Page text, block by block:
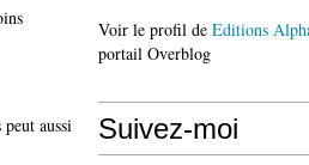
aussi
Voir le profil de Editions
portail Overblog
Suivez-moi